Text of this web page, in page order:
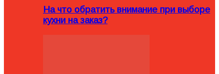
На что обратить внимание при выборе
кухни на заказ?